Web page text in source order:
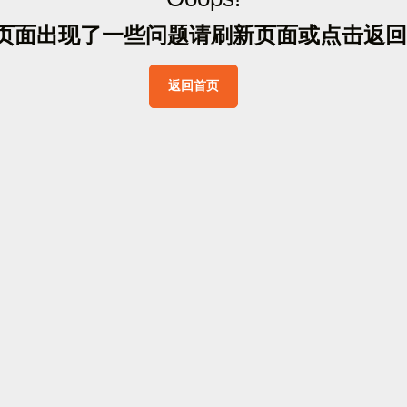
面出现了一些问题请刷新页面或点击返 回
返回首页